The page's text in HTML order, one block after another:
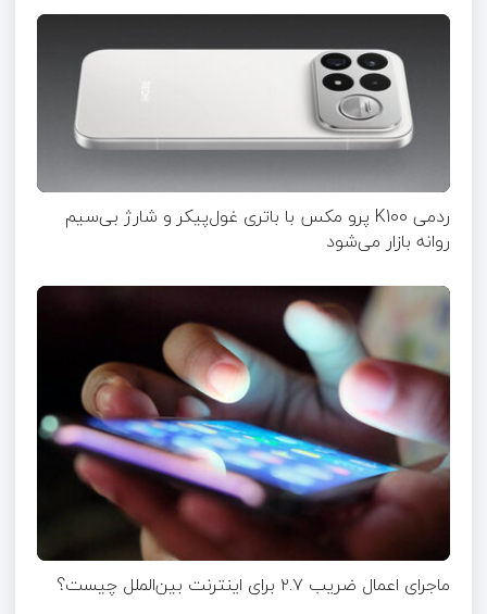
ردمی K100 پرو مکس با باتری غول‌پیکر و شارژ بی‌سیم
روانه بازار می‌شود
ماجرای اعمال ضریب ۲.۷ برای اینترنت بین‌الملل چیست؟